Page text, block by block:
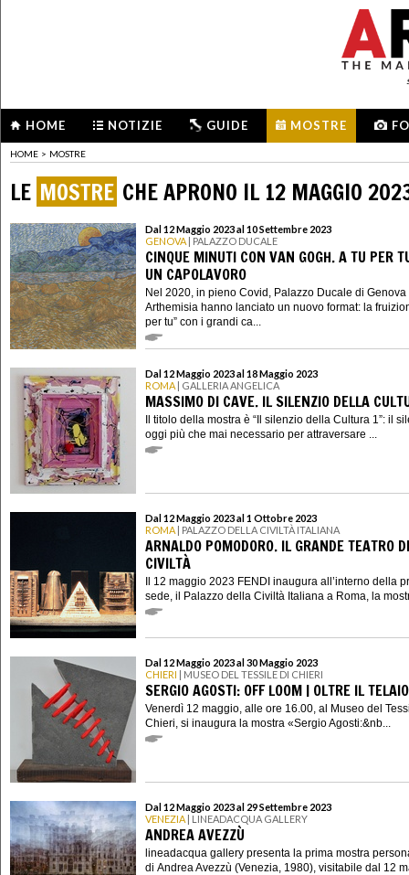
HOME NOTIZIE GUIDE MOSTRE
HOME > MOSTRE
LE MOSTRE CHE APRONO IL 12 MAGGIO
Dal 12 Maggio 2023 al 10 Settembre 2023
GENOVA | PALAZZO DUCALE
CINQUE MINUTI CON VAN GOGH. A TU PER
UN CAPOLAVORO
Nel 2020, in pieno Covid, Palazzo Ducale di Genova
Arthemisia hanno lanciato un nuovo format: la
per tu” con i grandi ca...
Dal 12 Maggio 2023 al 18 Maggio 2023
ROMA | GALLERIA ANGELICA
MASSIMO DI CAVE. IL SILENZIO DELLA
Il titolo della mostra è “Il silenzio della Cultura 1”: il
oggi più che mai necessario per attraversare ...
Dal 12 Maggio 2023 al 1 Ottobre 2023
ROMA | PALAZZO DELLA CIVILTÀ ITALIANA
ARNALDO POMODORO. IL GRANDE TEATRO
CIVILTÀ
Il 12 maggio 2023 FENDI inaugura all’interno della
sede, il Palazzo della Civiltà Italiana a Roma, la
Dal 12 Maggio 2023 al 30 Maggio 2023
CHIERI | MUSEO DEL TESSILE DI CHIERI
SERGIO AGOSTI: OFF LOOM | OLTRE IL TELAIO
Venerdì 12 maggio, alle ore 16.00, al Museo del
Chieri, si inaugura la mostra «Sergio Agosti:&nb...
Dal 12 Maggio 2023 al 29 Settembre 2023
VENEZIA | LINEADACQUA GALLERY
ANDREA AVEZZÙ
lineadacqua gallery presenta la prima mostra
di Andrea Avezzù (Venezia, 1980), visitabile dal 12